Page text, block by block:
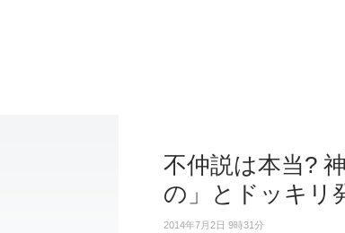
不仲説は本当?
の」とドッキリ
2014年7月2日 9時31分